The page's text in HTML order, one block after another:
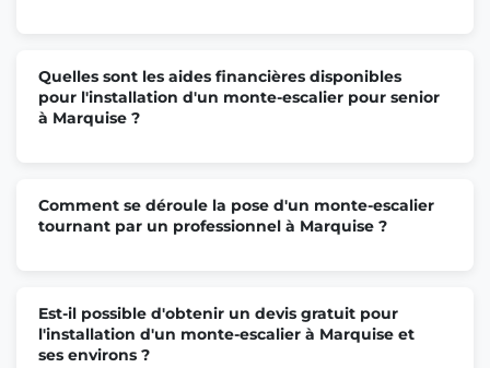
Quelles sont les aides financières disponibles
pour l'installation d'un monte-escalier pour senior
à Marquise ?
Comment se déroule la pose d'un monte-escalier
tournant par un professionnel à Marquise ?
Est-il possible d'obtenir un devis gratuit pour
l'installation d'un monte-escalier à Marquise et
ses environs ?